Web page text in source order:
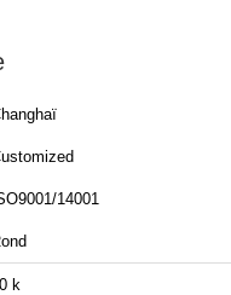
14001
k